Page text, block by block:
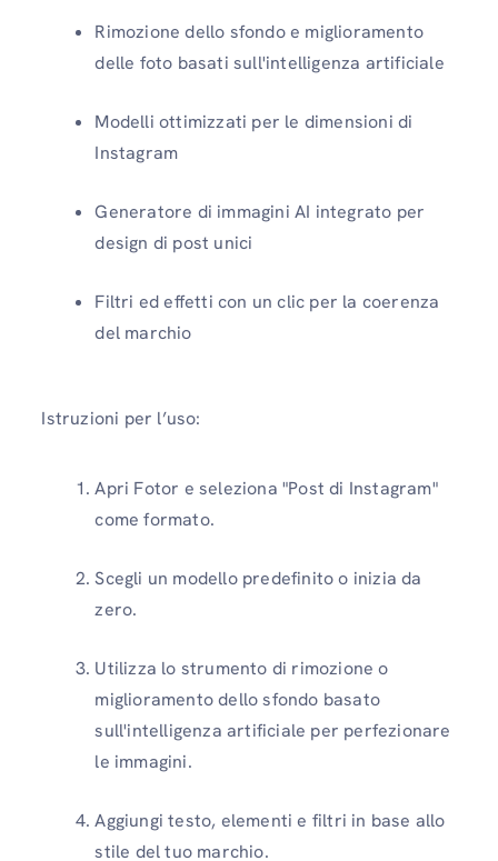
Rimozione dello sfondo e miglioramento
delle foto basati sull'intelligenza artificiale
Modelli ottimizzati per le dimensioni di
Instagram
Generatore di immagini AI integrato per
design di post unici
Filtri ed effetti con un clic per la coerenza
del marchio
Istruzioni per l’uso:
Apri Fotor e seleziona "Post di Instagram"
come formato.
Scegli un modello predefinito o inizia da
zero.
Utilizza lo strumento di rimozione o
miglioramento dello sfondo basato
sull'intelligenza artificiale per perfezionare
le immagini.
Aggiungi testo, elementi e filtri in base allo
stile del tuo marchio.